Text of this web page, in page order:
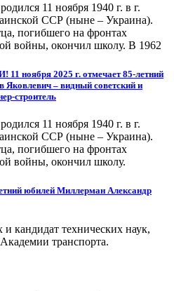
11 ноября 1940 г. в г.
ССР (ныне – Украина).
погибшего на фронтах
войны, окончил школу. В 1962
2025 г. отмечает 85-летний
Яковлевич – видный советский и
строитель
11 ноября 1940 г. в г.
ССР (ныне – Украина).
погибшего на фронтах
войны, окончил школу.
юбилей Миллерман Александр
и кандидат технических наук,
транспорта.